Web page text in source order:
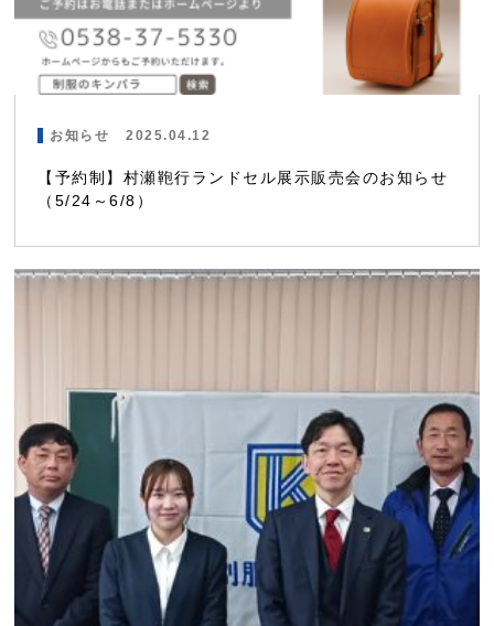
お知らせ 2025.04.12
【予約制】村瀬鞄行ランドセル展示販売会のお知らせ
（5/24～6/8）